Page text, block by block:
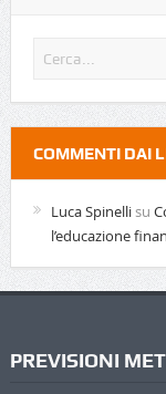
COMMENTI DAI
Luca Spinellisu
l’educazione
PREVISIONI